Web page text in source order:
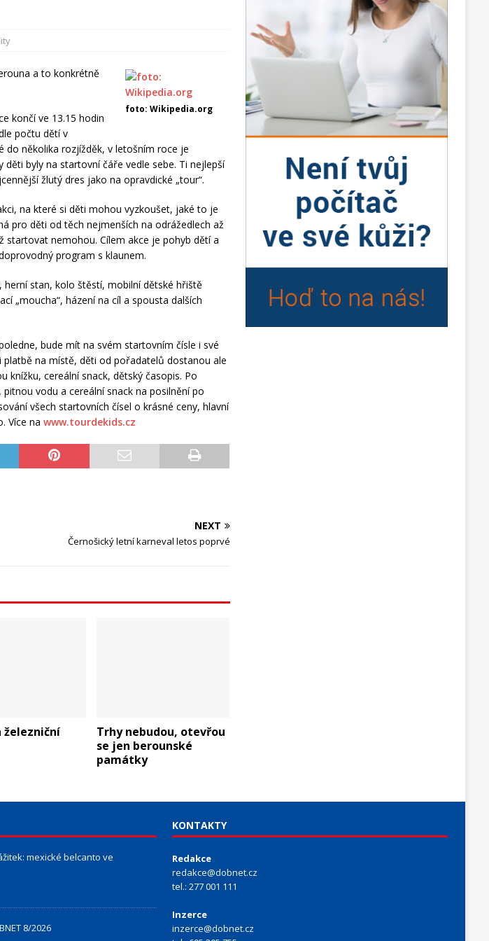
foto: Wikipedia.org
a to konkrétně
končí ve 13.15 hodin
počtu dětí v
do několika rozjížděk, v letošním roce je
byly na startovní čáře vedle sebe. Ti nejlepší
žlutý dres jako na opravdické „tour“.
na které si děti mohou vyzkoušet, jaké to je
pro děti od těch nejmenších na odrážedlech až
startovat nemohou. Cílem akce je pohyb dětí a
program s klaunem.
herní stan, kolo štěstí, mobilní dětské hřiště
„moucha“, házení na cíl a spousta dalších
bude mít na svém startovním čísle i své
na místě, děti od pořadatelů dostanou ale
knížku, cereální snack, dětský časopis. Po
vodu a cereální snack na posilnění po
všech startovních čísel o krásné ceny, hlavní
Více nawww.tourdekids.cz
NEXT
Černošický letní karneval letos poprvé
železniční
Trhy nebudou, otevřou
se jen berounské
památky
mexické belcanto ve
8/2026
KONTAKTY
Redakce
redakce@dobnet.cz
tel.: 277 001 111
Inzerce
inzerce@dobnet.cz